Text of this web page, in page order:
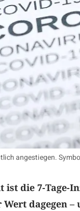
angestiegen.
ist die 7-Tage-
Wert dagegen